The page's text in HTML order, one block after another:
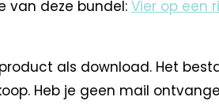
van deze bundel: Vier op een
als download. Het
Heb je geen mail